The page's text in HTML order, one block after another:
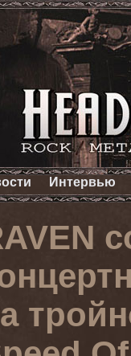
Интервью